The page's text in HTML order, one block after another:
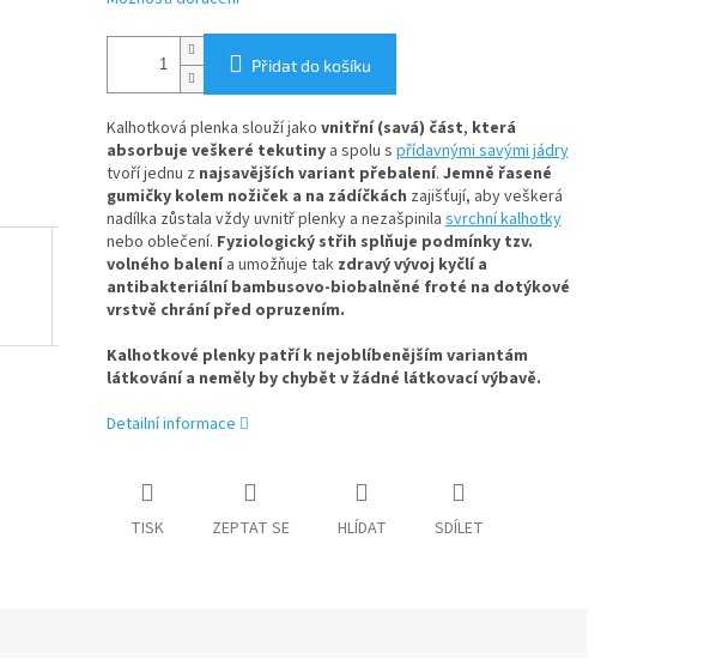
Přidat do košíku
Kalhotková plenka slouží jako vnitřní (savá) část, která
absorbuje veškeré tekutinya spolu s přídavnými savými jádry
tvoří jednu z najsavějších variant přebalení. Jemně řasené
gumičky kolem nožiček a na zádíčkách zajišťují, aby veškerá
nadílka zůstala vždy uvnitř plenky a nezašpinilasvrchní kalhotky
nebo oblečení. Fyziologický střih splňuje podmínky tzv.
volného balenía umožňuje tak zdravý vývoj kyčlí a
antibakteriální bambusovo-biobalněné froté na dotýkové
vrstvě chrání před opruzením.
Kalhotkové plenky patří k nejoblíbenějším variantám
látkování a neměly by chybět v žádné látkovací výbavě.
Detailní informace
TISK ZEPTAT SE HLÍDAT SDÍLET